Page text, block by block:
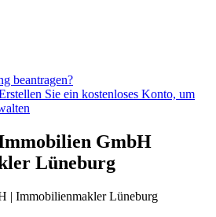
beantragen?
Sie ein kostenloses Konto, um
GmbH
Lüneburg